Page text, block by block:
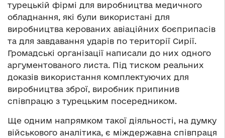
турецькій фірмі для виробництва медичного
обладнання, які були використані для
виробництва керованих авіаційних боєприпасів
та для завдавання ударів по території Сирії.
Громадські організації написали до них одного
аргументованого листа. Під тиском реальних
доказів використання комплектуючих для
виробництва зброї, виробник припинив
співпрацю з турецьким посередником.
Ще одним напрямком такої діяльності, на думку
військового аналітика, є міждержавна співпраця